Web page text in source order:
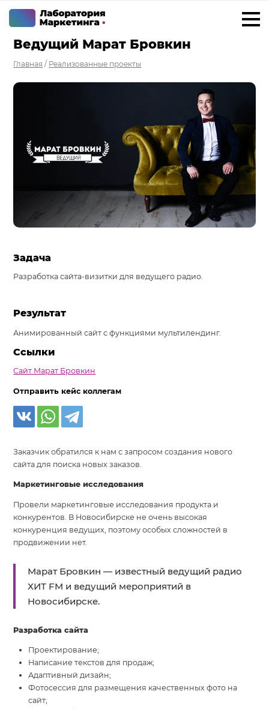
Разработка CRM на заказ
Маркетинг «под ключ»
Разработка сайтов
Система продаж для туристического бизнеса
Повышение конверсии сайтов
Блог
Контакты
Ведущий Марат Бровкин
Главная / Реализованные проекты
Задача
Разработка сайта-визитки для ведущего радио.
Результат
Анимированный сайт с функциями мультилендинг.
Ссылки
Сайт Марат Бровкин
Отправить кейс коллегам
Заказчик обратился к нам с запросом создания нового
сайта для поиска новых заказов.
Маркетинговые исследования
Провели маркетинговые исследования продукта и
конкурентов. В Новосибирске не очень высокая
конкуренция ведущих, поэтому особых сложностей в
продвижении нет.
Марат Бровкин — известный ведущий радио
ХИТ FM и ведущий мероприятий в
Новосибирске.
Разработка сайта
Проектирование;
Написание текстов для продаж;
Адаптивный дизайн;
Фотосессия для размещения качественных фото на
сайт;